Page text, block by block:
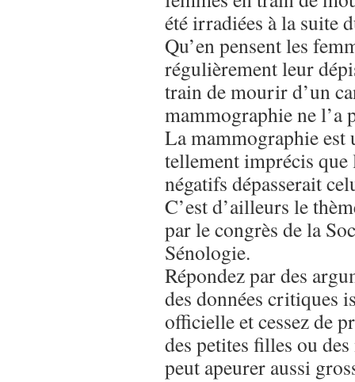
été irradiées à la suite
Qu’en pensent les
régulièrement leur
train de mourir d’un
mammographie ne l’a
La mammographie est
tellement imprécis
négatifs dépasserait
C’est d’ailleurs le
par le congrès de la
Sénologie.
Répondez par des
des données critiques
officielle et cessez de
des petites filles ou
peut apeurer aussi